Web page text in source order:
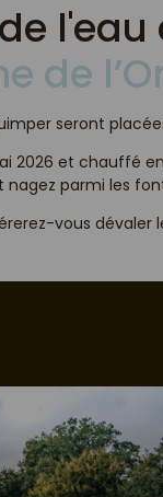
de
seront
2026 et chauffé
parmi les
vous dévaler